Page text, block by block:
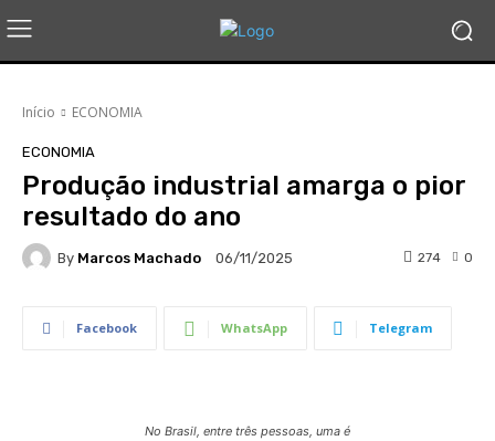
Início ECONOMIA
ECONOMIA
Produção industrial amarga o pior
resultado do ano
By Marcos Machado 06/11/2025 0
274
Facebook WhatsApp Telegram
No Brasil, entre três pessoas, uma é